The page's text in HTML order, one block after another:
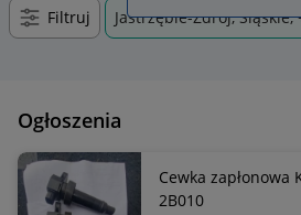
Filtruj Jastrzębie-Zdrój, Śląskie,
Ogłoszenia
Cewka zapłonowa
2B010